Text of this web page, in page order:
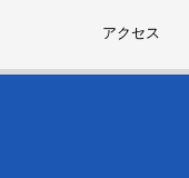
アクセス